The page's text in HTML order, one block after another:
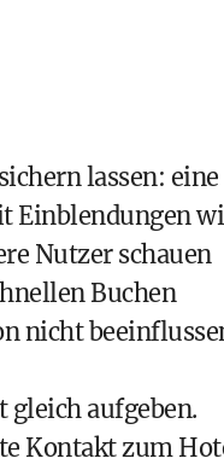
lassen: eine
Einblendungen
Nutzer schauen
Buchen
nicht
gleich aufgeben.
Kontakt zum